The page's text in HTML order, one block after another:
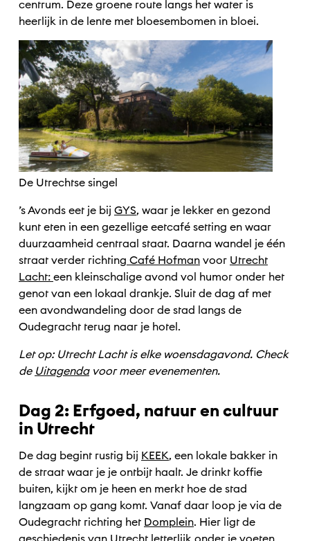
centrum. Deze groene route langs het water is
heerlijk in de lente met bloesembomen in bloei.
De Utrechtse singel
’s Avonds eet je bij GYS, waar je lekker en gezond
kunt eten in een gezellige eetcafé setting en waar
duurzaamheid centraal staat. Daarna wandel je één
straat verder richting Café Hofman voor Utrecht
Lacht: een kleinschalige avond vol humor onder het
genot van een lokaal drankje. Sluit de dag af met
een avondwandeling door de stad langs de
Oudegracht terug naar je hotel.
Let op: Utrecht Lacht is elke woensdagavond. Check
de Uitagendavoor meer evenementen.
Dag 2: Erfgoed, natuur en cultuur
in Utrecht
De dag begint rustig bij KEEK, een lokale bakker in
de straat waar je je ontbijt haalt. Je drinkt koffie
buiten, kijkt om je heen en merkt hoe de stad
langzaam op gang komt. Vanaf daar loop je via de
Oudegracht richting het Domplein. Hier ligt de
geschiedenis van Utrecht letterlijk onder je voeten.